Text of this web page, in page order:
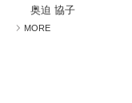
奥迫 協子
MORE